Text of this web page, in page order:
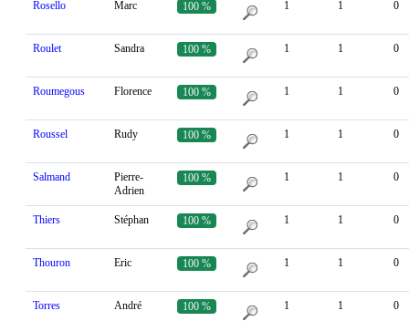
Rosello Marc 100 % 1 1 0
Roulet Sandra 100 % 1 1 0
Roumegous Florence 100 % 1 1 0
Roussel Rudy 100 % 1 1 0
Salmand
Pierre-
Adrien
100 % 1 1 0
Thiers Stéphan 100 % 1 1 0
Thouron Eric 100 % 1 1 0
Torres André 100 % 1 1 0